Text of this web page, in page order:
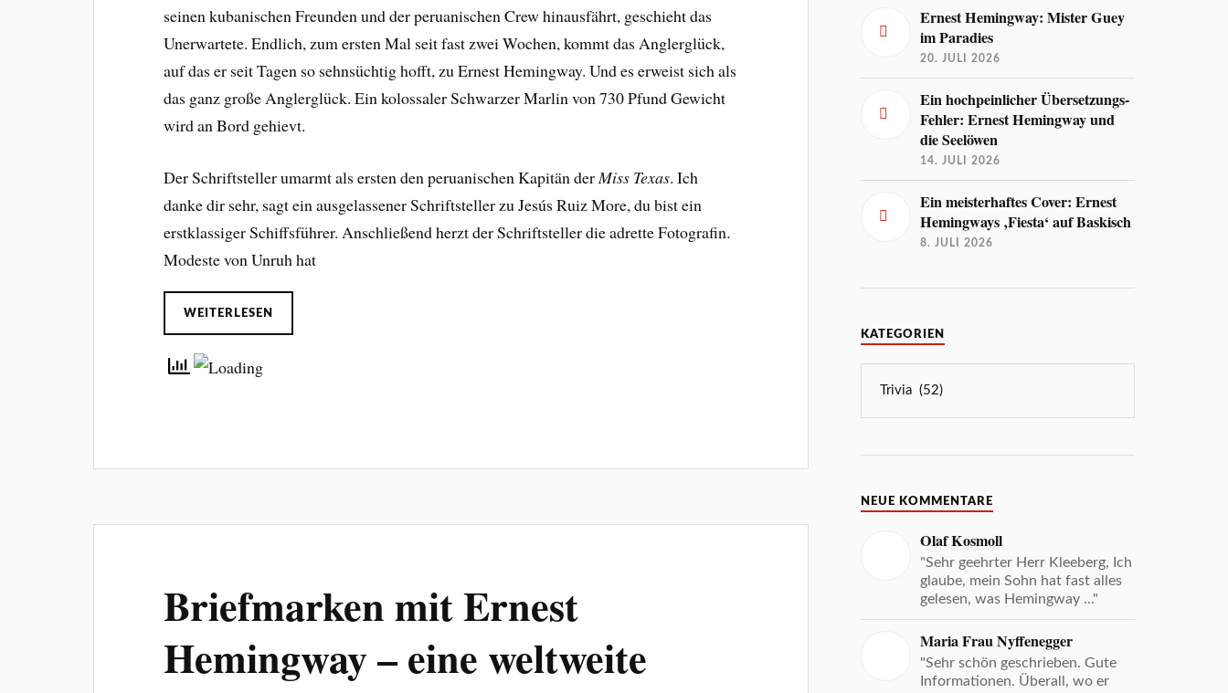
seinen kubanischen Freunden und der peruanischen Crew hinausfährt, geschieht das
Unerwartete. Endlich, zum ersten Mal seit fast zwei Wochen, kommt das Anglerglück,
auf das er seit Tagen so sehnsüchtig hofft, zu Ernest Hemingway. Und es erweist sich als
das ganz große Anglerglück. Ein kolossaler Schwarzer Marlin von 730 Pfund Gewicht
wird an Bord gehievt.
Der Schriftsteller umarmt als ersten den peruanischen Kapitän der Miss Texas. Ich
danke dir sehr, sagt ein ausgelassener Schriftsteller zu Jesús Ruiz More, du bist ein
erstklassiger Schiffsführer. Anschließend herzt der Schriftsteller die adrette Fotografin.
Modeste von Unruh hat
WEITERLESEN
Briefmarken mit Ernest
Hemingway – eine weltweite
Ernest Hemingway: Mister Guey
im Paradies
20. JULI 2026
Ein hochpeinlicher Übersetzungs-
Fehler: Ernest Hemingway und
die Seelöwen
14. JULI 2026
Ein meisterhaftes Cover: Ernest
Hemingways ‚Fiesta‘ auf Baskisch
8. JULI 2026
KATEGORIEN
NEUE KOMMENTARE
Olaf Kosmoll
"Sehr geehrter Herr Kleeberg, Ich
glaube, mein Sohn hat fast alles
gelesen, was Hemingway ..."
Maria Frau Nyffenegger
"Sehr schön geschrieben. Gute
Informationen. Überall, wo er